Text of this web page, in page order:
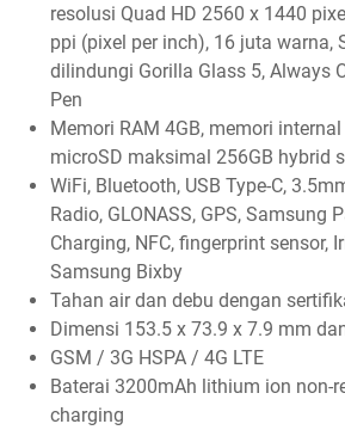
resolusi Quad HD 2560 x 1440
ppi (pixel per inch), 16 juta warna,
dilindungi Gorilla Glass 5, Always
Pen
Memori RAM 4GB, memori
microSD maksimal 256GB hybrid
WiFi, Bluetooth, USB Type-C,
Radio, GLONASS, GPS, Samsung
Charging, NFC, fingerprint sensor,
Samsung Bixby
Tahan air dan debu dengan
Dimensi 153.5 x 73.9 x 7.9 mm
GSM / 3G HSPA / 4G LTE
Baterai 3200mAh lithium ion non-
charging